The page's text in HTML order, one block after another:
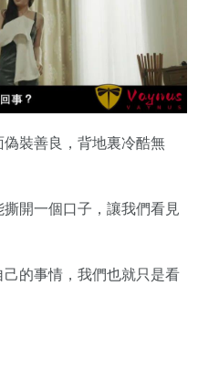
裝善良，背地裏冷酷無
開一個口子，讓我們看見
的事情，我們也就只是看